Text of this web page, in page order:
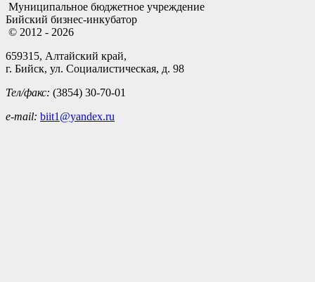
Муниципальное бюджетное учреждение
Бийский бизнес-инкубатор
© 2012 - 2026
659315, Алтайский край,
г. Бийск, ул. Социалистическая, д. 98
Тел/факс: (3854) 30-70-01
e-mail: biit1@yandex.ru